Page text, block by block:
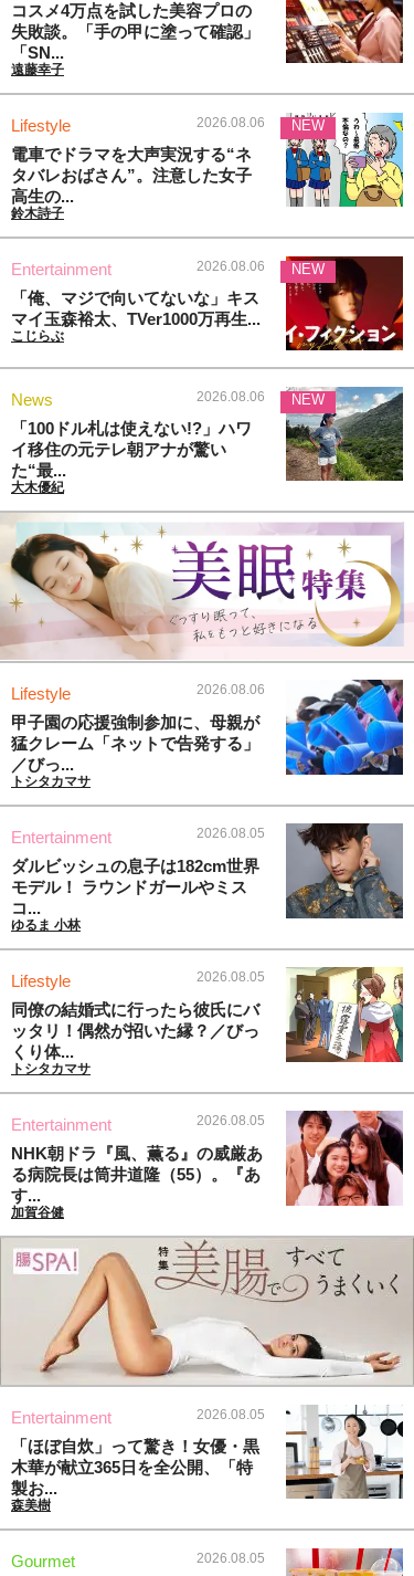
コスメ4万点を試した美容プロの
失敗談。「手の甲に塗って確認」
「SN...
遠藤幸子
Lifestyle 2026.08.06
電車でドラマを大声実況する“ネ
タバレおばさん”。注意した女子
高生の...
鈴木詩子
NEW
Entertainment 2026.08.06
「俺、マジで向いてないな」キス
マイ玉森裕太、TVer1000万再生...
こじらぶ
NEW
News 2026.08.06
「100ドル札は使えない!?」ハワ
イ移住の元テレ朝アナが驚い
た“最...
大木優紀
NEW
Lifestyle 2026.08.06
甲子園の応援強制参加に、母親が
猛クレーム「ネットで告発する」
／びっ...
トシタカマサ
Entertainment 2026.08.05
ダルビッシュの息子は182cm世界
モデル！ ラウンドガールやミス
コ...
ゆるま 小林
Lifestyle 2026.08.05
同僚の結婚式に行ったら彼氏にバ
ッタリ！偶然が招いた縁？／びっ
くり体...
トシタカマサ
Entertainment 2026.08.05
NHK朝ドラ『風、薫る』の威厳あ
る病院長は筒井道隆（55）。『あ
す...
加賀谷健
Entertainment 2026.08.05
「ほぼ自炊」って驚き！女優・黒
木華が献立365日を全公開、「特
製お...
森美樹
Gourmet 2026.08.05